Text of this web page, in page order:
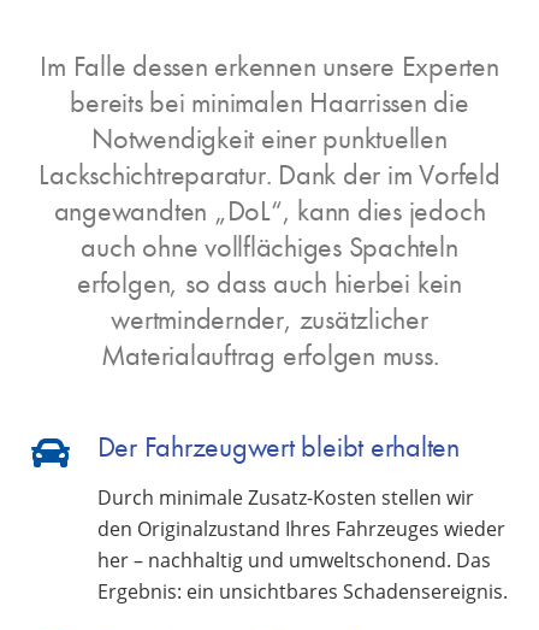
Im Falle dessen erkennen unsere Experten
bereits bei minimalen Haarrissen die
Notwendigkeit einer punktuellen
Lackschichtreparatur. Dank der im Vorfeld
angewandten „DoL“, kann dies jedoch
auch ohne vollflächiges Spachteln
erfolgen, so dass auch hierbei kein
wertmindernder, zusätzlicher
Materialauftrag erfolgen muss.
Der Fahrzeugwert bleibt erhalten
Durch minimale Zusatz-Kosten stellen wir
den Originalzustand Ihres Fahrzeuges wieder
her – nachhaltig und umweltschonend. Das
Ergebnis: ein unsichtbares Schadensereignis.